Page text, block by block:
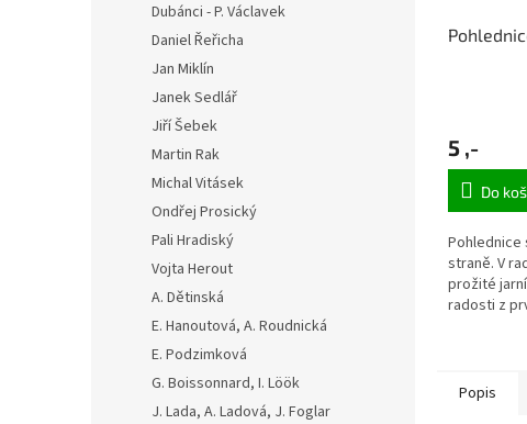
Dubánci - P. Václavek
Daniel Řeřicha
Jan Miklín
Janek Sedlář
Jiří Šebek
Martin Rak
Michal Vitásek
Ondřej Prosický
Pali Hradiský
Vojta Herout
A. Dětinská
E. Hanoutová, A. Roudnická
E. Podzimková
G. Boissonnard, I. Löök
J. Lada, A. Ladová, J. Foglar
5 ,-
Do
Pohlednice
straně. V
prožité
radosti z
Popis